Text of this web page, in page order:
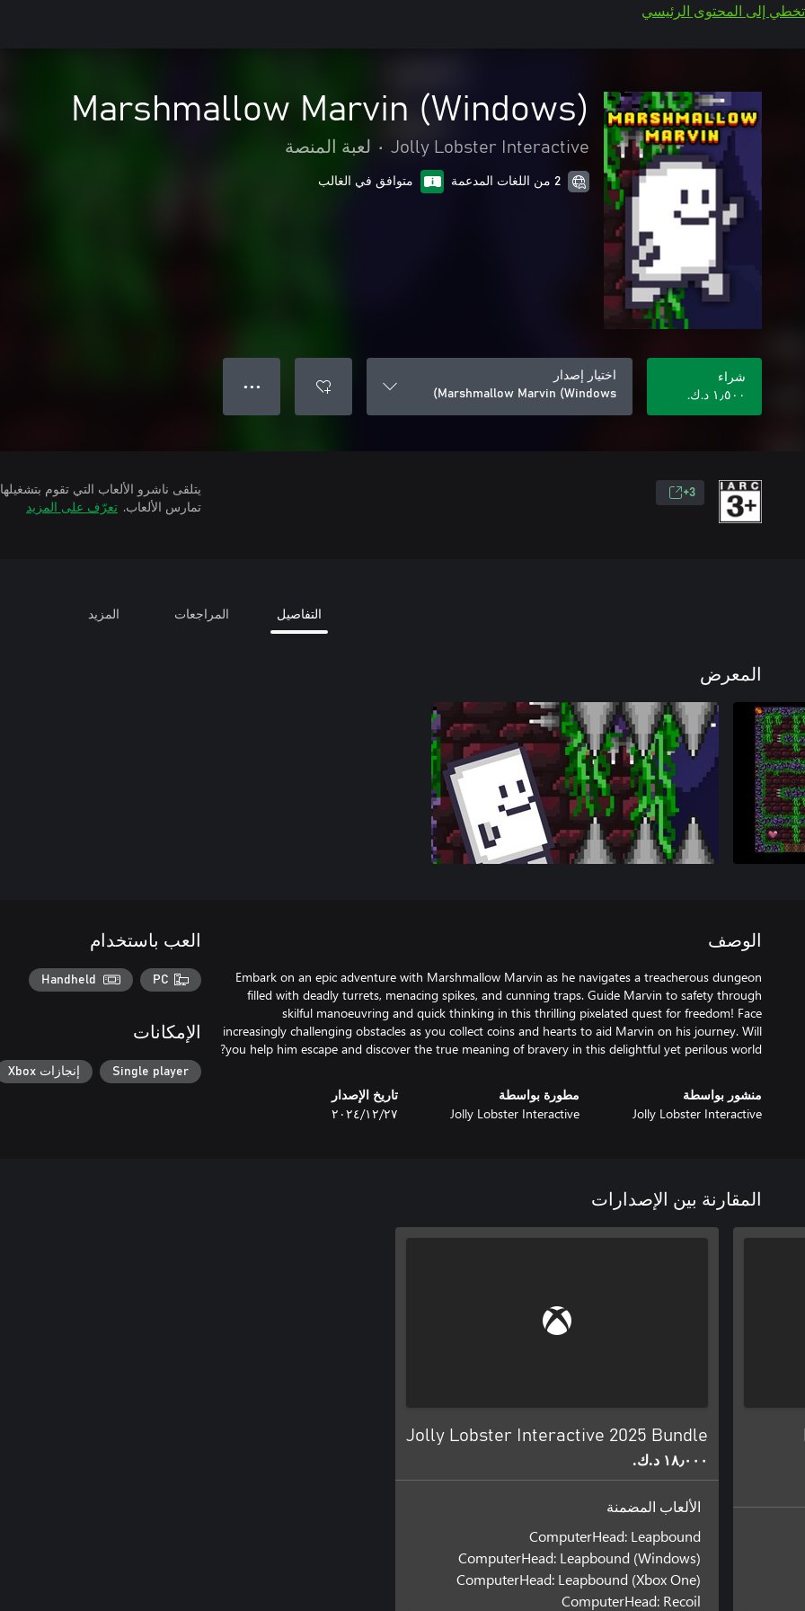
تخطي إلى المحتوى الرئيسي
Marshmallow Marvin (Windows)
Jolly Lobster Interactive
• لعبة المنصة
2 من اللغات المدعمة متوافق في الغالب
شراء
١٫٥٠٠ د.ك.‏
اختيار إصدار
Marshmallow Marvin (Windows)
● ● ●
3+
تمارس الألعاب. تعرّف على المزيد
التفاصيل المراجعات المزيد
المعرض
الوصف
Embark on an epic adventure with Marshmallow Marvin as he navigates a treacherous dungeon
filled with deadly turrets, menacing spikes, and cunning traps. Guide Marvin to safety through
skilful manoeuvring and quick thinking in this thrilling pixelated quest for freedom! Face
increasingly challenging obstacles as you collect coins and hearts to aid Marvin on his journey. Will
you help him escape and discover the true meaning of bravery in this delightful yet perilous world?
منشور بواسطة
Jolly Lobster Interactive
مطورة بواسطة
Jolly Lobster Interactive
تاريخ الإصدار
٢٧‏/١٢‏/٢٠٢٤
العب باستخدام
PC
Handheld
الإمكانات
Single player إنجازات Xbox
المقارنة بين الإصدارات
Jolly Lobster Interactive 2025 Bundle
١٨٫٠٠٠ د.ك.‏
الألعاب المضمنة
ComputerHead: Leapbound
ComputerHead: Leapbound (Windows)
ComputerHead: Leapbound (Xbox One)
ComputerHead: Recoil